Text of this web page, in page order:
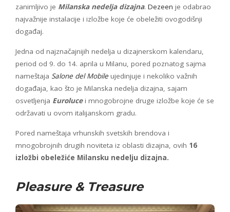
zanimljivo je Milanska nedelja dizajna. Dezeen je odabrao
najvažnije instalacije i izložbe koje će obeležiti ovogodišnji
događaj.
Jedna od najznačajnijih nedelja u dizajnerskom kalendaru,
period od 9. do 14. aprila u Milanu, pored poznatog sajma
nameštaja Salone del Mobile ujedinjuje i nekoliko važnih
događaja, kao što je Milanska nedelja dizajna, sajam
osvetljenja Eurolucei mnogobrojne druge izložbe koje će se
održavati u ovom italijanskom gradu.
Pored nameštaja vrhunskih svetskih brendova i
mnogobrojnih drugih noviteta iz oblasti dizajna, ovih 16
izložbi obeležiće Milansku nedelju dizajna.
Pleasure & Treasure